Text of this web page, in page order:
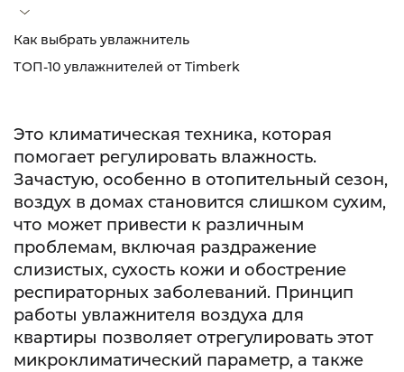
Как выбрать увлажнитель
ТОП-10 увлажнителей от Timberk
Это климатическая техника, которая
помогает регулировать влажность.
Зачастую, особенно в отопительный сезон,
воздух в домах становится слишком сухим,
что может привести к различным
проблемам, включая раздражение
слизистых, сухость кожи и обострение
респираторных заболеваний. Принцип
работы увлажнителя воздуха для
квартиры позволяет отрегулировать этот
микроклиматический параметр, а также